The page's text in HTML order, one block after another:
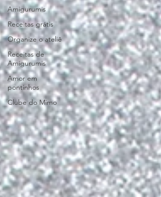
Amigurumis
Receitas grátis
Organize o ateliê
Receitas de
Amigurumis
Amor em
pontinhos
Clube do Mimo